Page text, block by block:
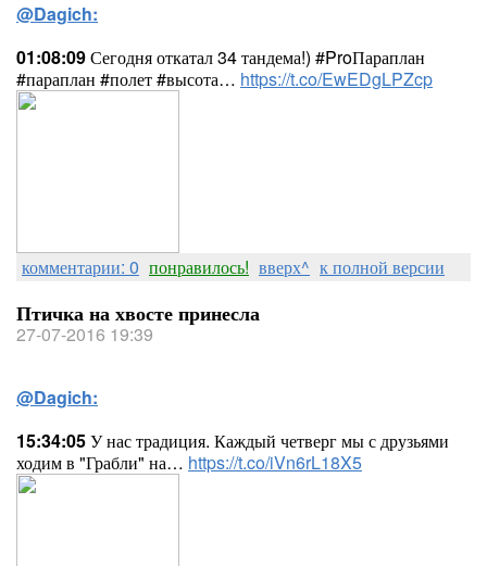
@Dagich:
01:08:09Сегодня откатал 34 тандема!) #ProПараплан
#параплан #полет #высота… https://t.co/EwEDgLPZcp
комментарии: 0 понравилось! вверх^ к полной версии
Птичка на хвосте принесла
27-07-2016 19:39
@Dagich:
15:34:05У нас традиция. Каждый четверг мы с друзьями
ходим в "Грабли" на… https://t.co/iVn6rL18X5